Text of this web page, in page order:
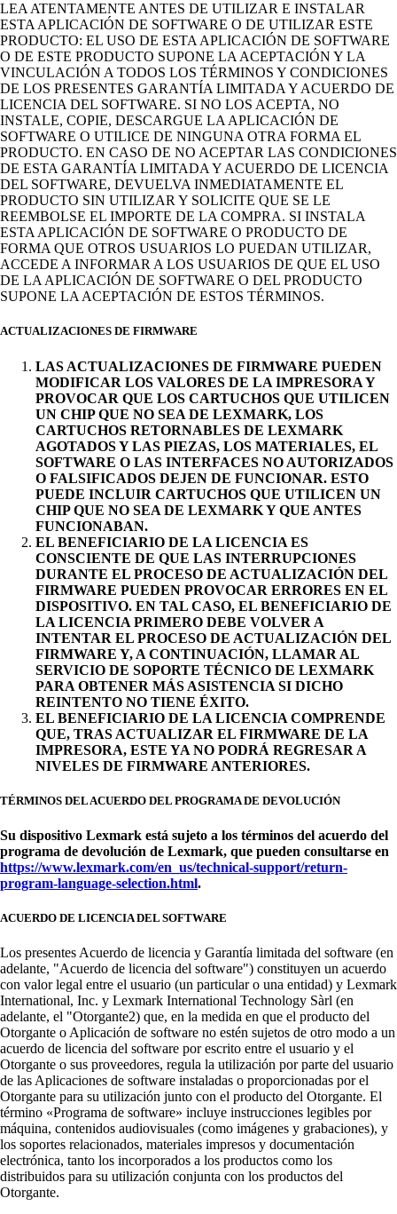
LEA ATENTAMENTE ANTES DE UTILIZAR E INSTALAR
ESTA APLICACIÓN DE SOFTWARE O DE UTILIZAR ESTE
PRODUCTO: EL USO DE ESTA APLICACIÓN DE SOFTWARE
O DE ESTE PRODUCTO SUPONE LA ACEPTACIÓN Y LA
VINCULACIÓN A TODOS LOS TÉRMINOS Y CONDICIONES
DE LOS PRESENTES GARANTÍA LIMITADA Y ACUERDO DE
LICENCIA DEL SOFTWARE. SI NO LOS ACEPTA, NO
INSTALE, COPIE, DESCARGUE LA APLICACIÓN DE
SOFTWARE O UTILICE DE NINGUNA OTRA FORMA EL
PRODUCTO. EN CASO DE NO ACEPTAR LAS CONDICIONES
DE ESTA GARANTÍA LIMITADA Y ACUERDO DE LICENCIA
DEL SOFTWARE, DEVUELVA INMEDIATAMENTE EL
PRODUCTO SIN UTILIZAR Y SOLICITE QUE SE LE
REEMBOLSE EL IMPORTE DE LA COMPRA. SI INSTALA
ESTA APLICACIÓN DE SOFTWARE O PRODUCTO DE
FORMA QUE OTROS USUARIOS LO PUEDAN UTILIZAR,
ACCEDE A INFORMAR A LOS USUARIOS DE QUE EL USO
DE LA APLICACIÓN DE SOFTWARE O DEL PRODUCTO
SUPONE LA ACEPTACIÓN DE ESTOS TÉRMINOS.
ACTUALIZACIONES DE FIRMWARE
LAS ACTUALIZACIONES DE FIRMWARE PUEDEN
MODIFICAR LOS VALORES DE LA IMPRESORA Y
PROVOCAR QUE LOS CARTUCHOS QUE UTILICEN
UN CHIP QUE NO SEA DE LEXMARK, LOS
CARTUCHOS RETORNABLES DE LEXMARK
AGOTADOS Y LAS PIEZAS, LOS MATERIALES, EL
SOFTWARE O LAS INTERFACES NO AUTORIZADOS
O FALSIFICADOS DEJEN DE FUNCIONAR. ESTO
PUEDE INCLUIR CARTUCHOS QUE UTILICEN UN
CHIP QUE NO SEA DE LEXMARK Y QUE ANTES
FUNCIONABAN.
EL BENEFICIARIO DE LA LICENCIA ES
CONSCIENTE DE QUE LAS INTERRUPCIONES
DURANTE EL PROCESO DE ACTUALIZACIÓN DEL
FIRMWARE PUEDEN PROVOCAR ERRORES EN EL
DISPOSITIVO. EN TAL CASO, EL BENEFICIARIO DE
LA LICENCIA PRIMERO DEBE VOLVER A
INTENTAR EL PROCESO DE ACTUALIZACIÓN DEL
FIRMWARE Y, A CONTINUACIÓN, LLAMAR AL
SERVICIO DE SOPORTE TÉCNICO DE LEXMARK
PARA OBTENER MÁS ASISTENCIA SI DICHO
REINTENTO NO TIENE ÉXITO.
EL BENEFICIARIO DE LA LICENCIA COMPRENDE
QUE, TRAS ACTUALIZAR EL FIRMWARE DE LA
IMPRESORA, ESTE YA NO PODRÁ REGRESAR A
NIVELES DE FIRMWARE ANTERIORES.
TÉRMINOS DEL ACUERDO DEL PROGRAMA DE DEVOLUCIÓN
Su dispositivo Lexmark está sujeto a los términos del acuerdo del
programa de devolución de Lexmark, que pueden consultarse en
https://www.lexmark.com/en_us/technical-support/return-
program-language-selection.html.
ACUERDO DE LICENCIA DEL SOFTWARE
Los presentes Acuerdo de licencia y Garantía limitada del software (en
adelante, "Acuerdo de licencia del software") constituyen un acuerdo
con valor legal entre el usuario (un particular o una entidad) y Lexmark
International, Inc. y Lexmark International Technology Sàrl (en
adelante, el "Otorgante2) que, en la medida en que el producto del
Otorgante o Aplicación de software no estén sujetos de otro modo a un
acuerdo de licencia del software por escrito entre el usuario y el
Otorgante o sus proveedores, regula la utilización por parte del usuario
de las Aplicaciones de software instaladas o proporcionadas por el
Otorgante para su utilización junto con el producto del Otorgante. El
término «Programa de software» incluye instrucciones legibles por
máquina, contenidos audiovisuales (como imágenes y grabaciones), y
los soportes relacionados, materiales impresos y documentación
electrónica, tanto los incorporados a los productos como los
distribuidos para su utilización conjunta con los productos del
Otorgante.